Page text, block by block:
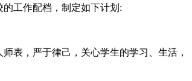
工作配档，制定如下计划:
表，严于律己，关心学生的学习、生活，